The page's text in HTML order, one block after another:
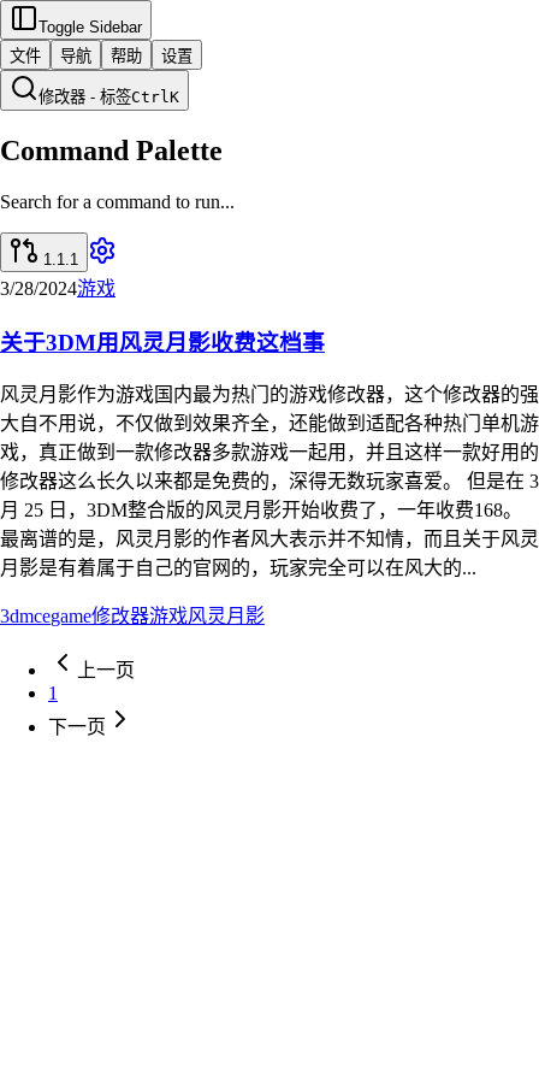
Toggle Sidebar
文件
导航 帮助 设置
修改器 - 标签CtrlK
Command Palette
Search for a command to run...
1.1.1
3/28/2024游戏
关于3DM用风灵月影收费这档事
风灵月影作为游戏国内最为热门的游戏修改器，这个修改器的强
大自不用说，不仅做到效果齐全，还能做到适配各种热门单机游
戏，真正做到一款修改器多款游戏一起用，并且这样一款好用的
修改器这么长久以来都是免费的，深得无数玩家喜爱。 但是在 3
月 25 日，3DM整合版的风灵月影开始收费了，一年收费168。
最离谱的是，风灵月影的作者风大表示并不知情，而且关于风灵
月影是有着属于自己的官网的，玩家完全可以在风大的...
3dmcegame修改器游戏风灵月影
上一页
1
下一页